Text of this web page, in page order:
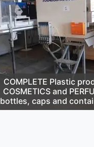
COMPLETE Plastic
COSMETICS and
bottles, caps and